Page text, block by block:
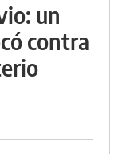
un
contra